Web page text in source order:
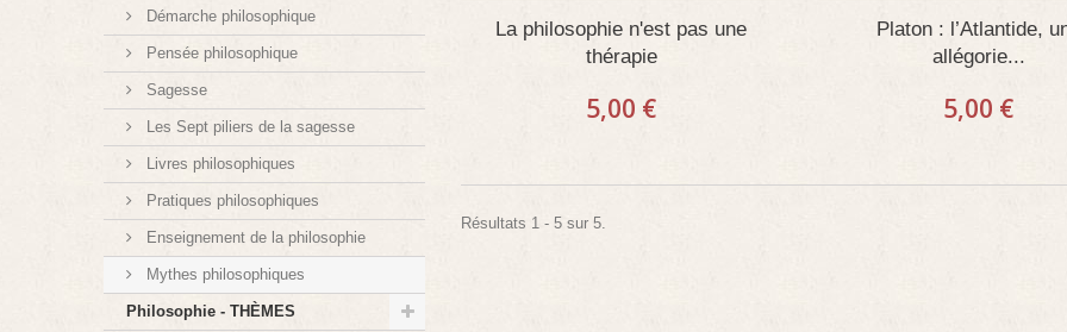
Démarche philosophique
Pensée philosophique
Sagesse
Les Sept piliers de la sagesse
Livres philosophiques
Pratiques philosophiques
Enseignement de la philosophie
Mythes philosophiques
Philosophie - THÈMES
La philosophie n'est pas une
thérapie
5,00 €
Platon : l’Atlantide,
allégorie...
5,00 €
Résultats 1 - 5 sur 5.